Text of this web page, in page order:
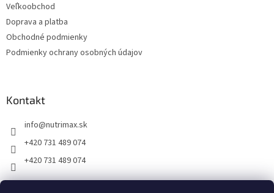
Veľkoobchod
Doprava a platba
Obchodné podmienky
Podmienky ochrany osobných údajov
Kontakt
info@nutrimax.sk
+420 731 489 074
+420 731 489 074